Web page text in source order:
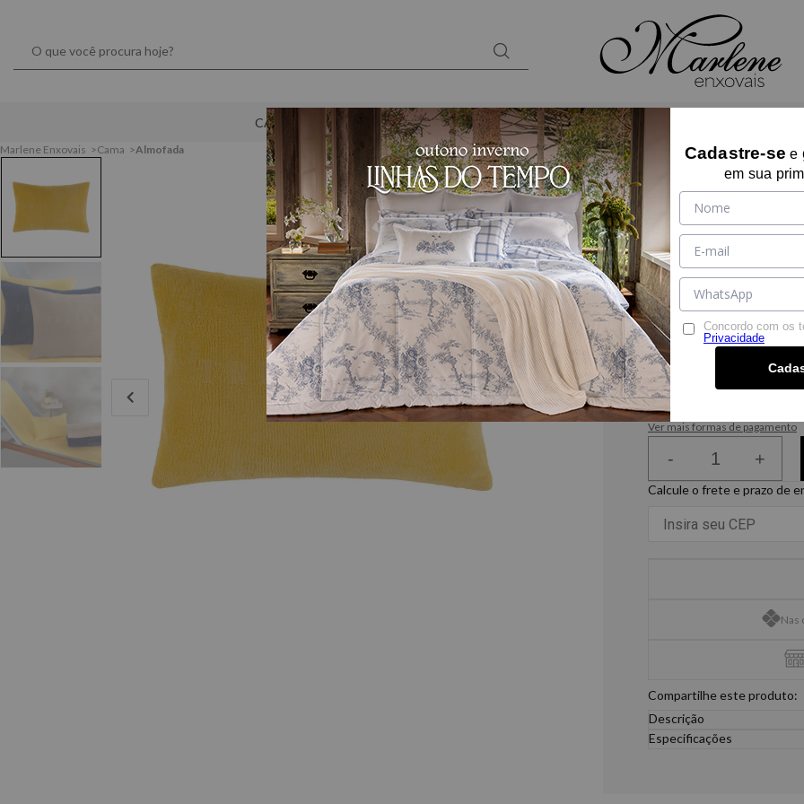
CAMA MESA BANHO KIDS PRESENTES
Marlene Enxovais Cama Almofada
ALMOFADA
15786
Tamanho:U
U
Cor: ORO
Por: R$ 199,90
ou6
R$ 189,90 à vista no PIX
Ver mais formas de pagamento
- +
Calcule o frete e prazo de
Nas
Compartilhe este produto:
Descrição
A Almofada Levanto,
Especificações
Cadastre-se e
em sua
Concordo com os
Privacidade